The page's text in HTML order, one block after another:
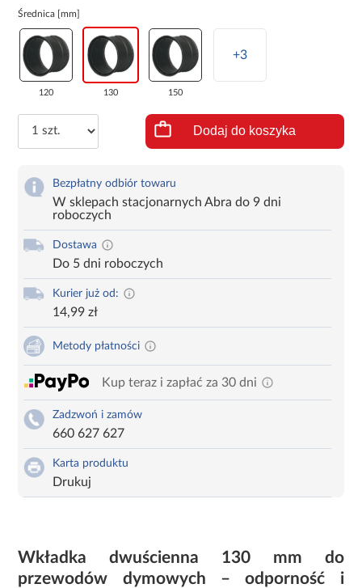
Średnica [mm]
120 130 150
+3
Dodaj do koszyka
Bezpłatny odbiór towaru
W sklepach stacjonarnych Abra do 9 dni
roboczych
Dostawa
Do 5 dni roboczych
Kurier już od:
14,99 zł
Metody płatności
Kup teraz i zapłać za 30 dni
Zadzwoń i zamów
660 627 627
Karta produktu
Drukuj
Wkładka dwuścienna 130 mm do
przewodów dymowych – odporność i